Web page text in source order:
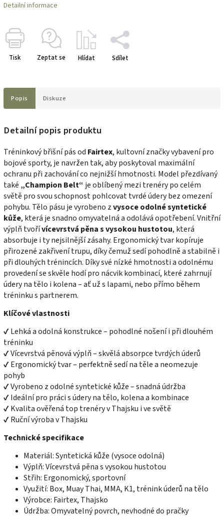
Detailní informace
Tisk Zeptat se Hlídat Sdílet
Popis Diskuze
Detailní popis produktu
Tréninkový břišní pás od Fairtex, kultovní značky vybavení pro
bojové sporty, je navržen tak, aby poskytoval maximální
ochranu při zachování co nejnižší hmotnosti. Model přezdívaný
také „Champion Belt“ je oblíbený mezi trenéry po celém
světě pro svou schopnost pohlcovat tvrdé údery bez omezení
pohybu. Tělo pásu je vyrobeno zvysoce odolné syntetické
kůže, která je snadno omyvatelná a odolává opotřebení. Vnitřní
výplň tvořívícevrstvá pěna s vysokou hustotou, která
absorbuje i ty nejsilnější zásahy. Ergonomický tvar kopíruje
přirozené zakřivení trupu, díky čemuž sedí pohodlně a stabilně i
při dlouhých trénincích. Díky své nízké hmotnosti a odolnému
provedení se skvěle hodí pro nácvik kombinací, které zahrnují
údery na tělo i kolena – ať už s lapami, nebo přímo během
tréninku s partnerem.
Klíčové vlastnosti
✔ Lehká a odolná konstrukce – pohodlné nošení i při dlouhém
tréninku
✔ Vícevrstvá pěnová výplň – skvělá absorpce tvrdých úderů
✔ Ergonomický tvar – perfektně sedí na těle a neomezuje
pohyb
✔ Vyrobeno z odolné syntetické kůže – snadná údržba
✔ Ideální pro práci s údery na tělo, kolena a kombinace
✔ Kvalita ověřená top trenéry v Thajsku i ve světě
✔ Ruční výroba v Thajsku
Technické specifikace
Materiál: Syntetická kůže (vysoce odolná)
Výplň: Vícevrstvá pěna s vysokou hustotou
Střih: Ergonomický, sportovní
Využití: Box, Muay Thai, MMA, K1, trénink úderů na tělo
Výrobce: Fairtex, Thajsko
Údržba: Omyvatelný povrch, nevhodné do pračky